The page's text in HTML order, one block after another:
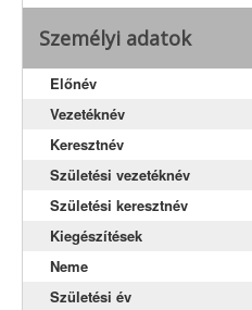
Baj
Kocs
Naszály
Neszmély
Szomód
Személyi adatok
Előnév
Vezetéknév
Keresztnév
Születési vezetéknév
Születési keresztnév
Kiegészítések
Neme
Születési év